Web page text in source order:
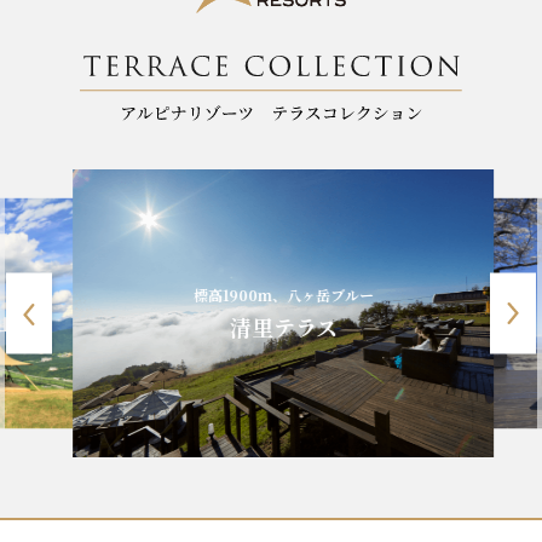
標高1900m、八ヶ岳ブルー
清里テラス